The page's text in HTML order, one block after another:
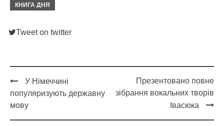
КНИГА ДНЯ
Tweet on twitter
Post
navigation
У Німеччині
популяризують державну
мову
Презентовано повне
зібрання вокальних творів
Івасюка